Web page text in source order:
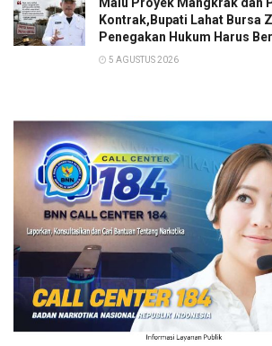
Kontrak,Bupati Lahat Bursa
Penegakan Hukum Harus
5 AGUSTUS 2026